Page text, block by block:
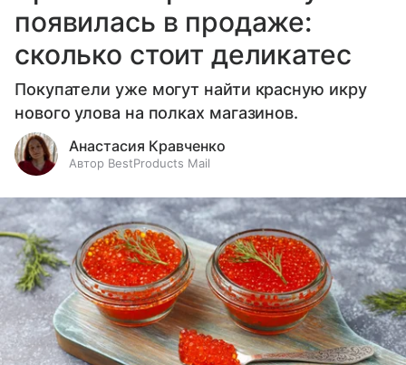
появилась в продаже:
сколько стоит деликатес
Покупатели уже могут найти красную икру
нового улова на полках магазинов.
Анастасия Кравченко
Автор BestProducts Mail